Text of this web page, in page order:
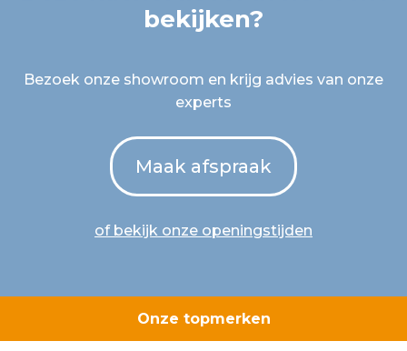
bekijken?
Bezoek onze showroom en krijg advies van onze
experts
Maak afspraak
of bekijk onze openingstijden
Onze topmerken